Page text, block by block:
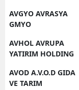
AVGYO AVRASYA
GMYO
AVHOL AVRUPA
YATIRIM HOLDING
AVOD A.V.O.D GIDA
VE TARIM